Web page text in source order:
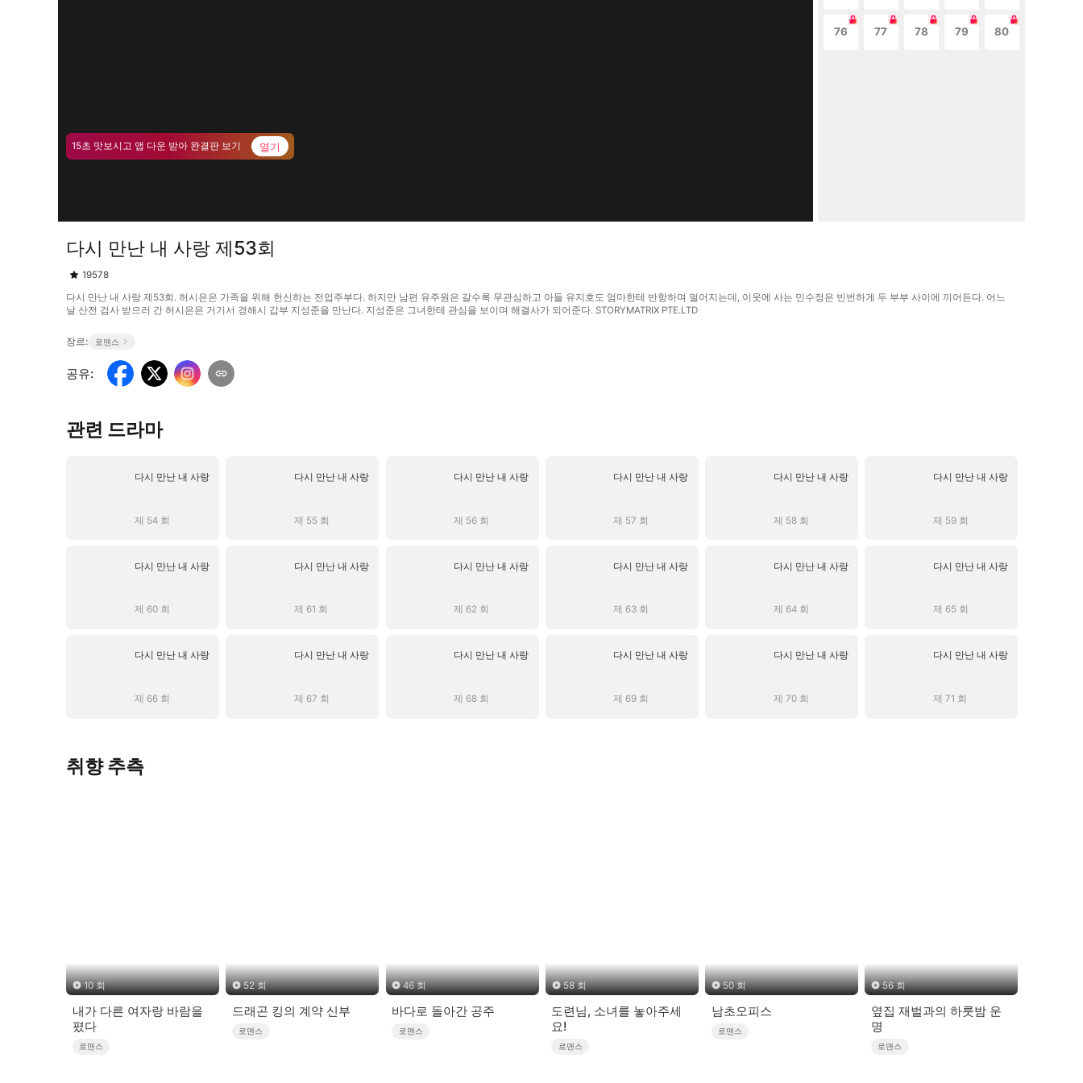
15초 맛보시고 앱 다운 받아 완결판 보기 열기
76 77 78 79 80
다시 만난 내 사랑 제53회
19578
다시 만난 내 사랑 제53회. 허시은은 가족을 위해 헌신하는 전업주부다. 하지만 남편 유주원은 갈수록 무관심하고 아들 유지호도 엄마한테 반항하며 멀어지는데, 이웃에 사는 민수정은 빈번하게 두 부부 사이에 끼어든다. 어느
날 산전 검사 받으러 간 허시은은 거기서 경해시 갑부 지성준을 만난다. 지성준은 그녀한테 관심을 보이며 해결사가 되어준다. STORYMATRIX PTE.LTD
장르: 로맨스
공유:
관련 드라마
다시 만난 내 사랑
제 54 회
다시 만난 내 사랑
제 55 회
다시 만난 내 사랑
제 56 회
다시 만난 내 사랑
제 57 회
다시 만난 내 사랑
제 58 회
다시 만난 내 사랑
제 59 회
다시 만난 내 사랑
제 60 회
다시 만난 내 사랑
제 61 회
다시 만난 내 사랑
제 62 회
다시 만난 내 사랑
제 63 회
다시 만난 내 사랑
제 64 회
다시 만난 내 사랑
제 65 회
다시 만난 내 사랑
제 66 회
다시 만난 내 사랑
제 67 회
다시 만난 내 사랑
제 68 회
다시 만난 내 사랑
제 69 회
다시 만난 내 사랑
제 70 회
다시 만난 내 사랑
제 71 회
취향 추측
10 회
내가 다른 여자랑 바람을
폈다
로맨스
52 회
드래곤 킹의 계약 신부
로맨스
46 회
바다로 돌아간 공주
로맨스
58 회
도련님, 소녀를 놓아주세
요!
로맨스
50 회
남초오피스
로맨스
56 회
옆집 재벌과의 하룻밤 운
명
로맨스